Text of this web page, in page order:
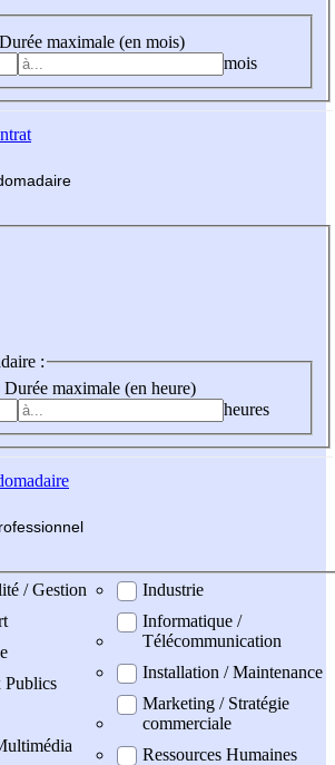
Durée maximale (en mois)
mois
madaire
:
Durée maximale (en heure)
heures
fessionnel
/ Gestion
Publics
Industrie
Informatique /
Télécommunication
Installation / Maintenance
Marketing / Stratégie
commerciale
Ressources Humaines